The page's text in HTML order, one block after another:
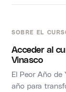
SOBRE EL
Acceder al
Vinasco
El Peor Año de
año para